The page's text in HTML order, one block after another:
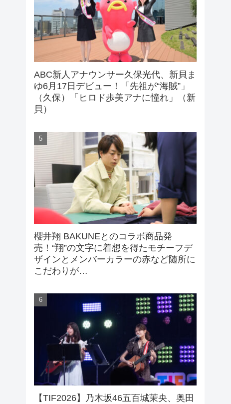
ABC新人アナウンサー久保光代、新貝ま
ゆ6月17日デビュー！「先祖が“海賊”」
（久保）「ヒロド歩美アナに憧れ」（新
貝）
櫻井翔 BAKUNEとのコラボ商品発
売！“翔”の文字に着想を得たモチーフデ
ザインとメンバーカラーの赤など随所に
こだわりが…
【TIF2026】乃木坂46五百城茉央、奥田